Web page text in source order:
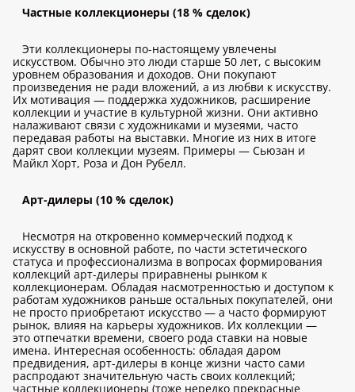
Частные коллекционеры (18 % сделок)
Эти коллекционеры по-настоящему увлечены
искусством. Обычно это люди старше 50 лет, с высоким
уровнем образования и доходов. Они покупают
произведения не ради вложений, а из любви к искусству.
Их мотивация — поддержка художников, расширение
коллекции и участие в культурной жизни. Они активно
налаживают связи с художниками и музеями, часто
передавая работы на выставки. Многие из них в итоге
дарят свои коллекции музеям. Примеры — Сьюзан и
Майкл Хорт, Роза и Дон Рубелл.
Арт-дилеры (10 % сделок)
Несмотря на откровенно коммерческий подход к
искусству в основной работе, по части эстетического
статуса и профессионализма в вопросах формирования
коллекций арт-дилеры приравнены рынком к
коллекционерам. Обладая насмотренностью и доступом к
работам художников раньше остальных покупателей, они
не просто приобретают искусство — а часто формируют
рынок, влияя на карьеры художников. Их коллекции —
это отпечатки времени, своего рода ставки на новые
имена. Интересная особенность: обладая даром
предвидения, арт-дилеры в конце жизни часто сами
распродают значительную часть своих коллекций;
частные коллекционеры (тоже нередко прекрасные